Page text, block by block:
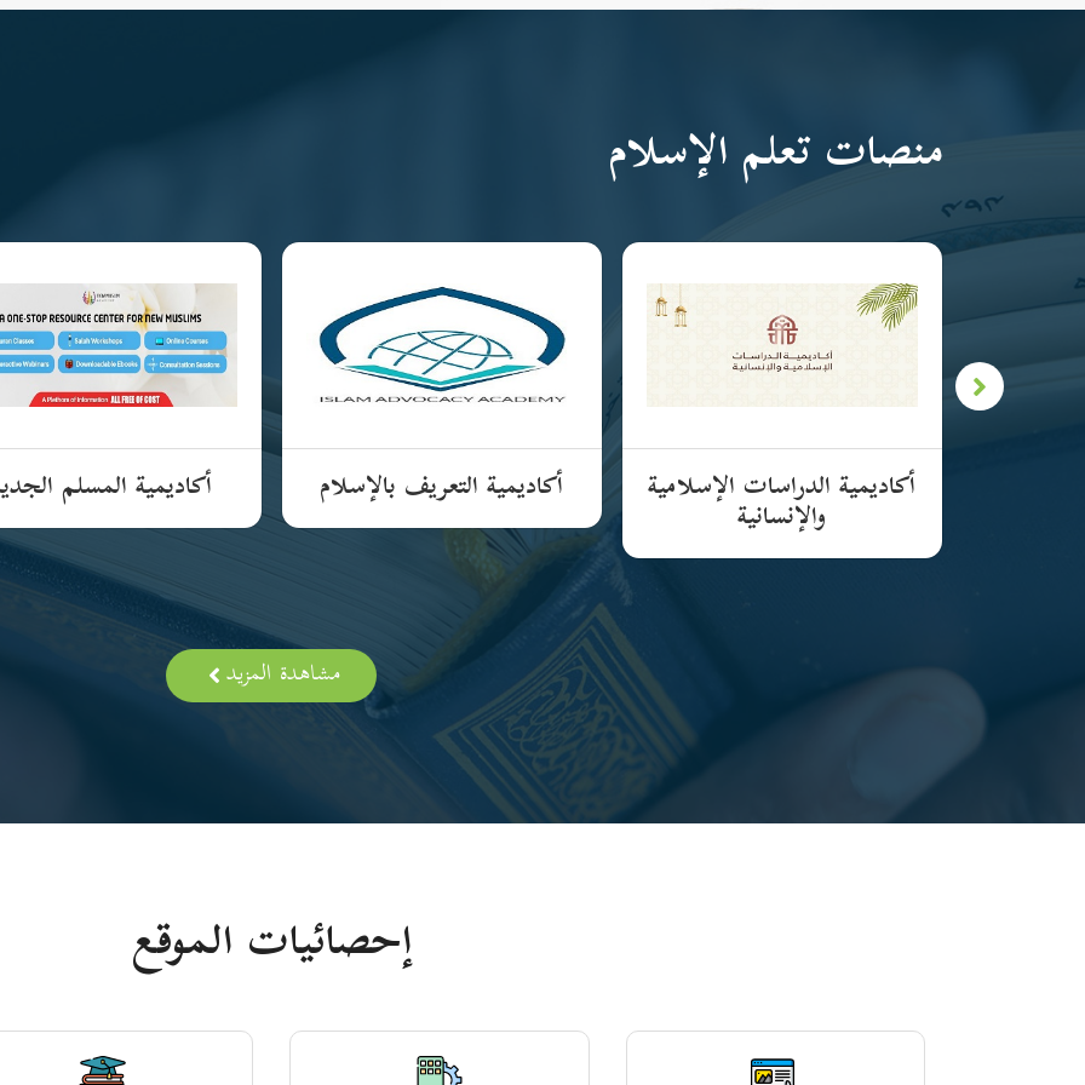
منصات تعلم الإسلام
أكاديمية الدراسات الإسلامية
والإنسانية
أكاديمية التعريف بالإسلام أكاديمية المسلم
مشاهدة المزيد
إحصائيات الموقع